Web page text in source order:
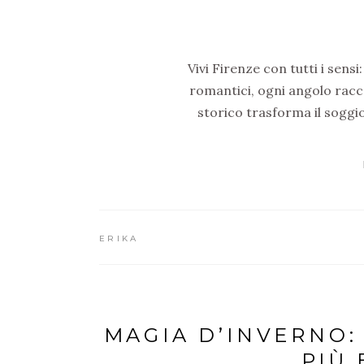
Vivi Firenze con tutti i
romantici, ogni angolo
storico trasforma il
ERIKA
MAGIA